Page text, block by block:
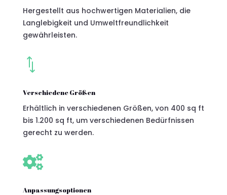
Hergestellt aus hochwertigen Materialien, die
Langlebigkeit und Umweltfreundlichkeit
gewährleisten.
*
Verschiedene Größen
Erhältlich in verschiedenen Größen, von 400 sq ft
bis 1.200 sq ft, um verschiedenen Bedürfnissen
gerecht zu werden.

Anpassungsoptionen